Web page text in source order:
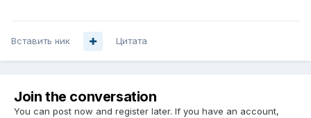
Вставить ник Цитата
Join the conversation
You can post now and register later. If you have an account,